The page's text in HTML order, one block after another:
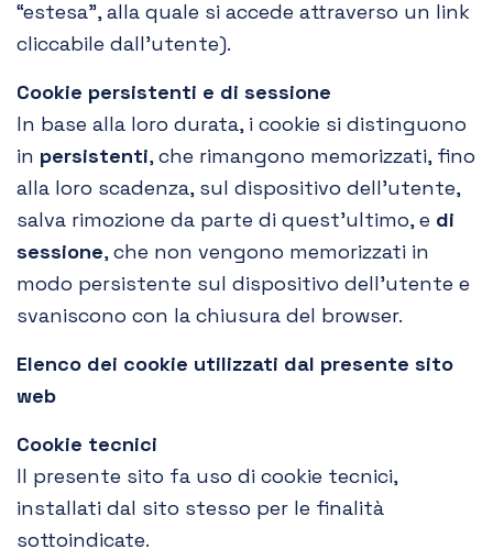
“estesa”, alla quale si accede attraverso un link
cliccabile dall’utente).
Cookie persistenti e di sessione
In base alla loro durata, i cookie si distinguono
in persistenti, che rimangono memorizzati, fino
alla loro scadenza, sul dispositivo dell’utente,
salva rimozione da parte di quest’ultimo, e di
sessione, che non vengono memorizzati in
modo persistente sul dispositivo dell’utente e
svaniscono con la chiusura del browser.
Elenco dei cookie utilizzati dal presente sito
web
Cookie tecnici
Il presente sito fa uso di cookie tecnici,
installati dal sito stesso per le finalità
sottoindicate.